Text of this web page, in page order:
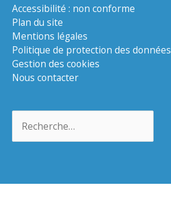
Accessibilité : non conforme
Plan du site
Mentions légales
Politique de protection des données
Gestion des cookies
Nous contacter